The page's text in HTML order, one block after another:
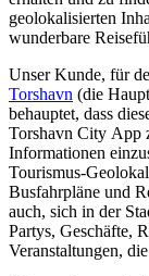
geolokalisierten
wunderbare
Unser Kunde, für
Torshavn (die
behauptet, dass
Torshavn City App
Informationen
Tourismus-
Busfahrpläne und
auch, sich in der
Partys, Geschäfte,
Veranstaltungen,